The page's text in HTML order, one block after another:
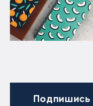
Подпишись